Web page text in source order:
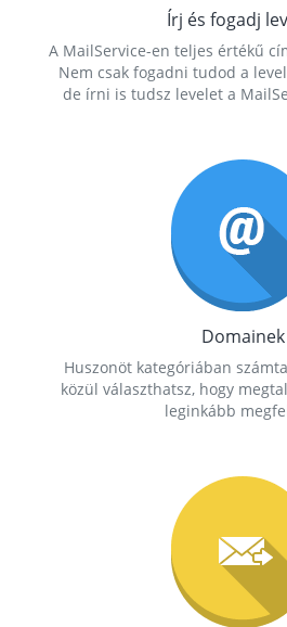
Írj és fogadj
A MailService-en teljes értékű
Nem csak fogadni tudod a
de írni is tudsz levelet a
Domainek
Huszonöt kategóriában
közül választhatsz, hogy
leginkább